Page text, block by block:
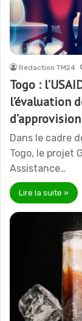
Redaction TM24
Togo :
l’évaluation
Dans le cadre
Togo, le projet
Assistance…
Lire la suite »